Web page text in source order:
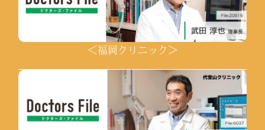
＜福岡クリニック＞